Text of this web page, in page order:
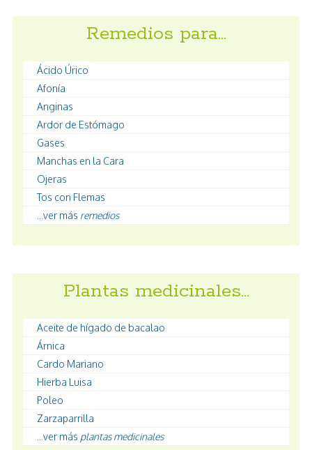
Remedios para…
Ácido Úrico
Afonía
Anginas
Ardor de Estómago
Gases
Manchas en la Cara
Ojeras
Tos con Flemas
...ver más remedios
Plantas medicinales…
Aceite de hígado de bacalao
Árnica
Cardo Mariano
Hierba Luisa
Poleo
Zarzaparrilla
...ver más plantas medicinales